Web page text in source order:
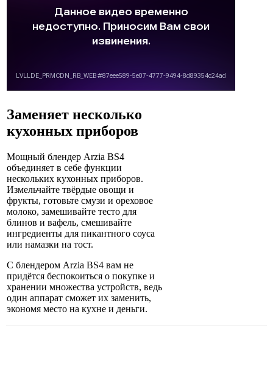
Заменяет несколько
кухонных приборов
Мощный блендер Arzia BS4
объединяет в себе функции
нескольких кухонных приборов.
Измельчайте твёрдые овощи и
фрукты, готовьте смузи и ореховое
молоко, замешивайте тесто для
блинов и вафель, смешивайте
ингредиенты для пикантного соуса
или намазки на тост.
С блендером Arzia BS4 вам не
придётся беспокоиться о покупке и
хранении множества устройств, ведь
один аппарат сможет их заменить,
экономя место на кухне и деньги.